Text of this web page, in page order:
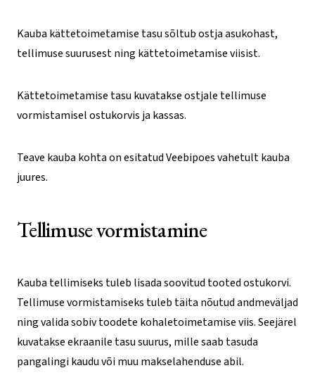
Kauba kättetoimetamise tasu sõltub ostja asukohast,
tellimuse suurusest ning kättetoimetamise viisist.
Kättetoimetamise tasu kuvatakse ostjale tellimuse
vormistamisel ostukorvis ja kassas.
Teave kauba kohta on esitatud Veebipoes vahetult kauba
juures.
Tellimuse vormistamine
Kauba tellimiseks tuleb lisada soovitud tooted ostukorvi.
Tellimuse vormistamiseks tuleb täita nõutud andmeväljad
ning valida sobiv toodete kohaletoimetamise viis. Seejärel
kuvatakse ekraanile tasu suurus, mille saab tasuda
pangalingi kaudu või muu makselahenduse abil.